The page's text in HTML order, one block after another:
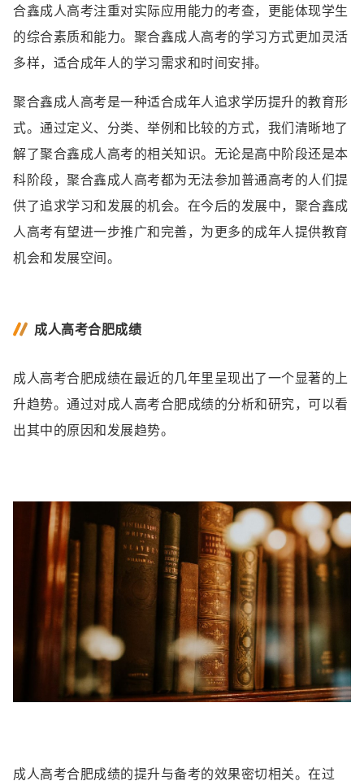
合鑫成人高考注重对实际应用能力的考查，更能体现学生
的综合素质和能力。聚合鑫成人高考的学习方式更加灵活
多样，适合成年人的学习需求和时间安排。
聚合鑫成人高考是一种适合成年人追求学历提升的教育形
式。通过定义、分类、举例和比较的方式，我们清晰地了
解了聚合鑫成人高考的相关知识。无论是高中阶段还是本
科阶段，聚合鑫成人高考都为无法参加普通高考的人们提
供了追求学习和发展的机会。在今后的发展中，聚合鑫成
人高考有望进一步推广和完善，为更多的成年人提供教育
机会和发展空间。
成人高考合肥成绩
成人高考合肥成绩在最近的几年里呈现出了一个显著的上
升趋势。通过对成人高考合肥成绩的分析和研究，可以看
出其中的原因和发展趋势。
成人高考合肥成绩的提升与备考的效果密切相关。在过